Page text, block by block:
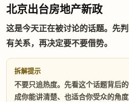
北京出台房地产新政
这是今天正在被讨论的话题。先
有关系，再决定要不要借势。
拆解提示
不要只追热度。先看这个话题背后
成你能讲清楚、也适合你受众的角度